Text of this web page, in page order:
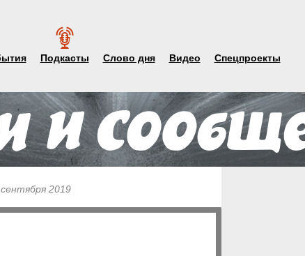
Подкасты Слово дня Видео Спецпроекты
2019